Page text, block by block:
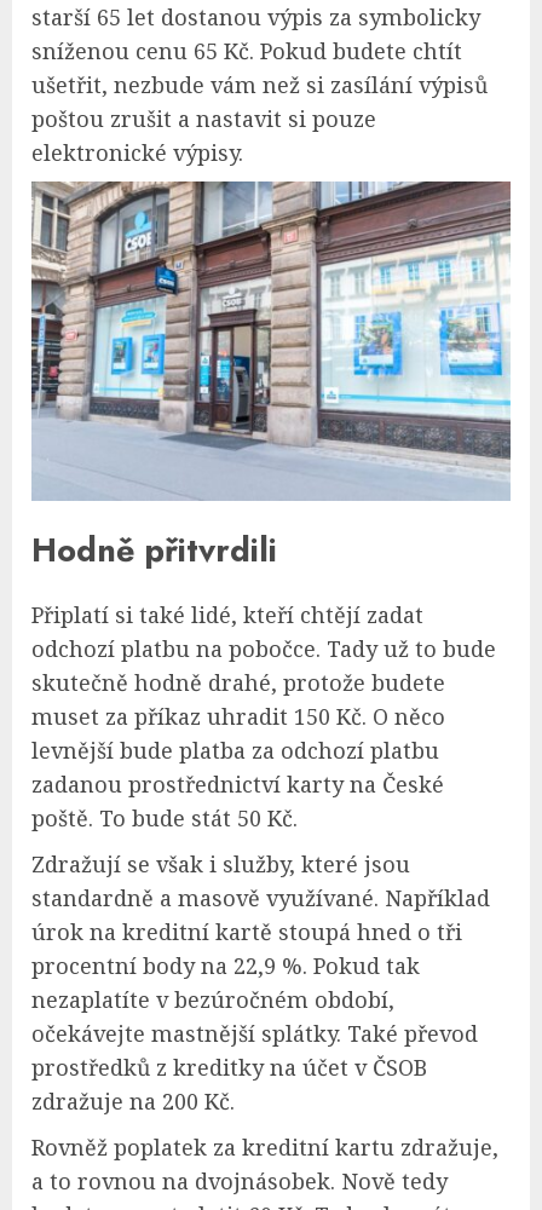
starší 65 let dostanou výpis za symbolicky
sníženou cenu 65 Kč. Pokud budete chtít
ušetřit, nezbude vám než si zasílání výpisů
poštou zrušit a nastavit si pouze
elektronické výpisy.
Hodně přitvrdili
Připlatí si také lidé, kteří chtějí zadat
odchozí platbu na pobočce. Tady už to bude
skutečně hodně drahé, protože budete
muset za příkaz uhradit 150 Kč. O něco
levnější bude platba za odchozí platbu
zadanou prostřednictví karty na České
poště. To bude stát 50 Kč.
Zdražují se však i služby, které jsou
standardně a masově využívané. Například
úrok na kreditní kartě stoupá hned o tři
procentní body na 22,9 %. Pokud tak
nezaplatíte v bezúročném období,
očekávejte mastnější splátky. Také převod
prostředků z kreditky na účet v ČSOB
zdražuje na 200 Kč.
Rovněž poplatek za kreditní kartu zdražuje,
a to rovnou na dvojnásobek. Nově tedy